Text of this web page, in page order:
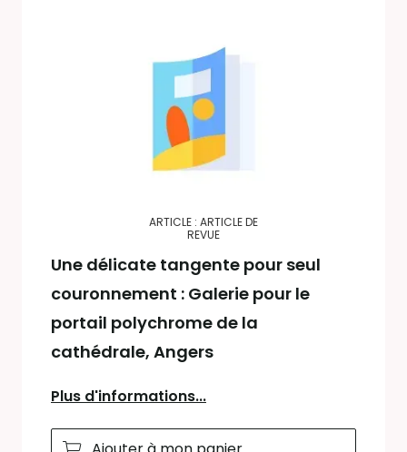
ARTICLE : ARTICLE DE
REVUE
Une délicate tangente pour seul
couronnement : Galerie pour le
portail polychrome de la
cathédrale, Angers
Plus d'informations...